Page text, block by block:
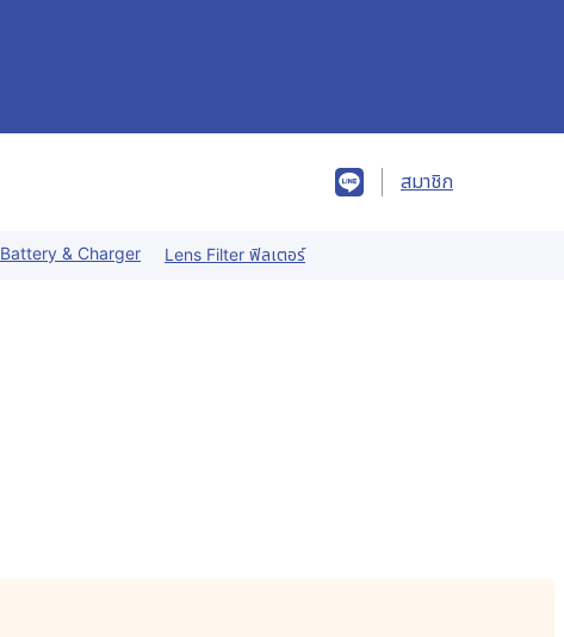
สมาชิก
Battery & Charger Lens Filter ฟิลเตอร์